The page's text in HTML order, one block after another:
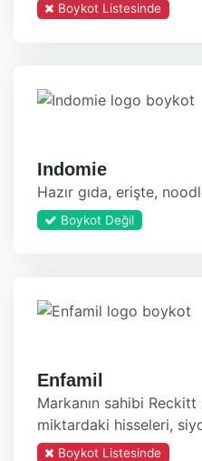
Boykot Listesinde
Indomie
Hazır gıda, erişte,
Boykot Değil
Enfamil
Markanın sahibi
miktardaki hisseleri,
Boykot Listesinde